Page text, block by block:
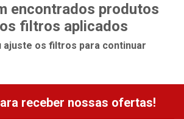
encontrados produtos
filtros aplicados
ajuste os filtros para continuar
receber nossas ofertas!